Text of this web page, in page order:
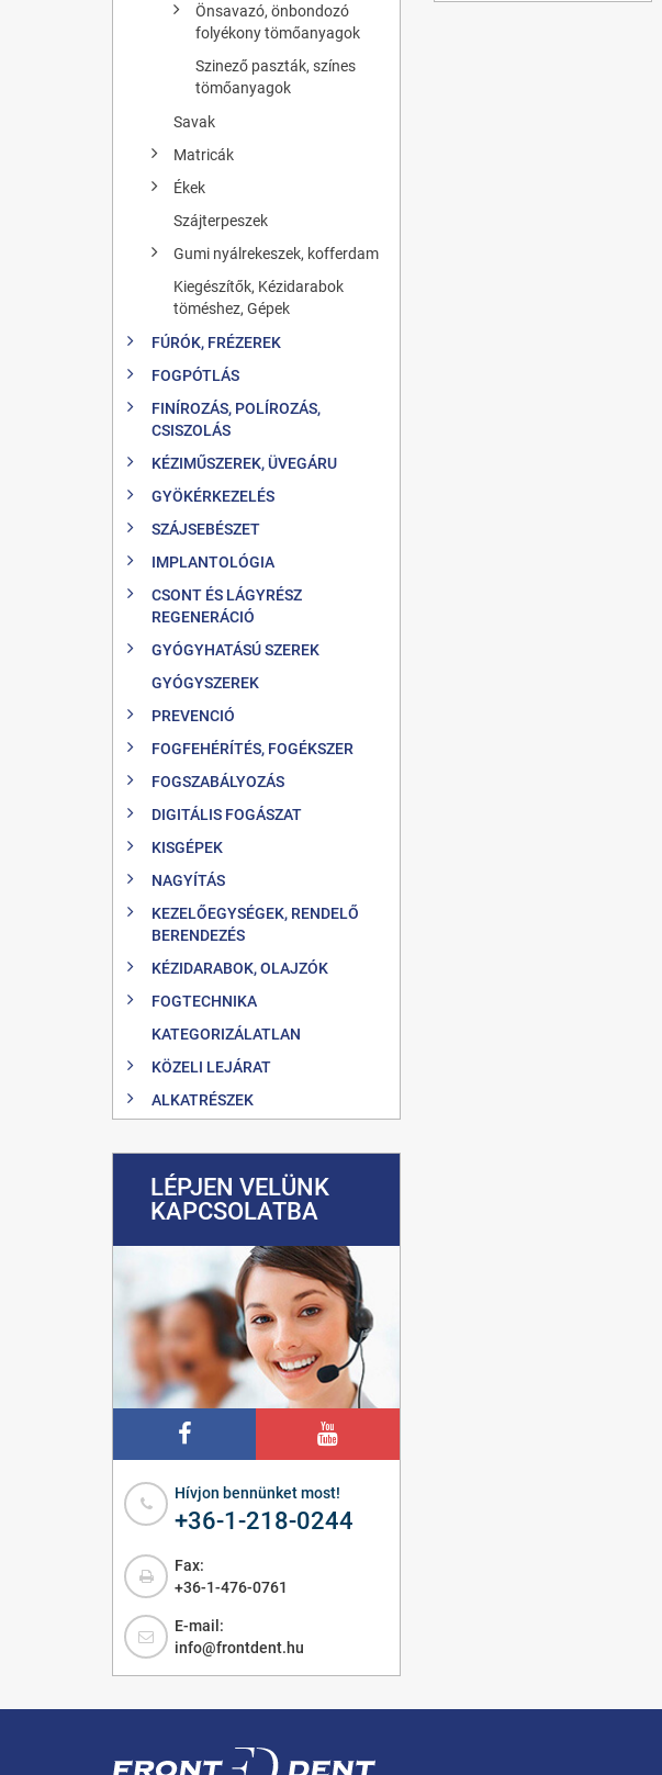
Önsavazó, önbondozó
folyékony tömőanyagok
Szinező paszták, színes
tömőanyagok
Savak
Matricák
Ékek
Szájterpeszek
Gumi nyálrekeszek, kofferdam
Kiegészítők, Kézidarabok
töméshez, Gépek
FÚRÓK, FRÉZEREK
FOGPÓTLÁS
FINÍROZÁS, POLÍROZÁS,
CSISZOLÁS
KÉZIMŰSZEREK, ÜVEGÁRU
GYÖKÉRKEZELÉS
SZÁJSEBÉSZET
IMPLANTOLÓGIA
CSONT ÉS LÁGYRÉSZ
REGENERÁCIÓ
GYÓGYHATÁSÚ SZEREK
GYÓGYSZEREK
PREVENCIÓ
FOGFEHÉRÍTÉS, FOGÉKSZER
FOGSZABÁLYOZÁS
DIGITÁLIS FOGÁSZAT
KISGÉPEK
NAGYÍTÁS
KEZELŐEGYSÉGEK, RENDELŐ
BERENDEZÉS
KÉZIDARABOK, OLAJZÓK
FOGTECHNIKA
KATEGORIZÁLATLAN
KÖZELI LEJÁRAT
ALKATRÉSZEK
LÉPJEN VELÜNK
KAPCSOLATBA
Hívjon bennünket most!
+36-1-218-0244
Fax:
+36-1-476-0761
E-mail:
info@frontdent.hu